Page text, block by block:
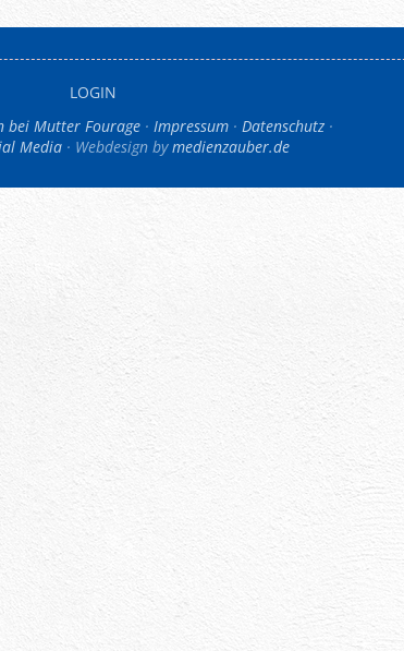
LOGIN
bei Mutter Fourage Impressum
Datenschutz
Media
Webdesign bymedienzauber.de